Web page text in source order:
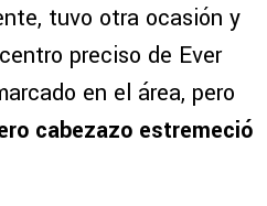
tuvo otra ocasión y
preciso de Ever
en el área, pero
cabezazo estremeció